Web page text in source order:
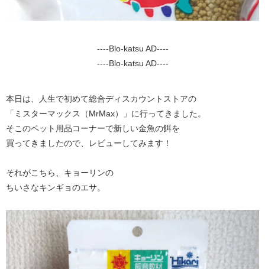
----Blo-katsu AD----
----Blo-katsu AD----
本日は、人生で初めて総合ディスカウントストアの
「ミスターマックス（MrMax）」に行ってきました。
そこのペット用品コーナーで新しい金魚の餌を
買ってきましたので、レビューしてみます！
それがこちら、キョーリンの
ちいさなキンギョのエサ。